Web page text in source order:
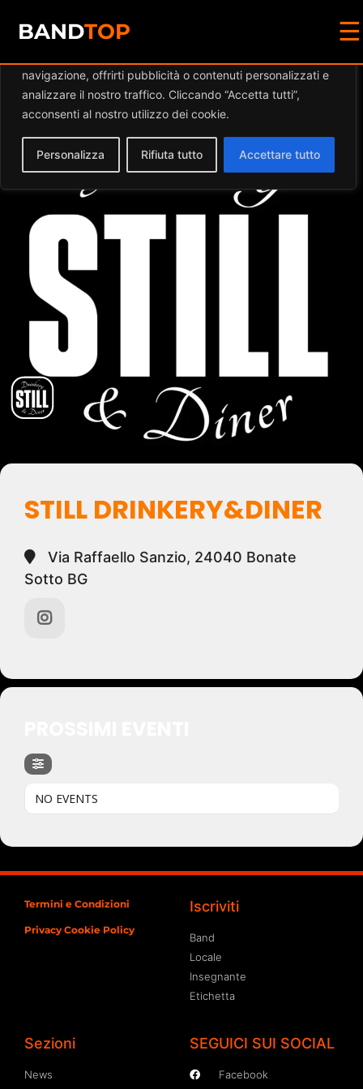
Diamo valore alla tua privacy
navigazione, offrirti pubblicità o contenuti personalizzati e
analizzare il nostro traffico. Cliccando “Accetta tutti”,
acconsenti al nostro utilizzo dei cookie.
Personalizza Rifiuta tutto Accettare tutto
BANDTOP ☰
Events at this location
STILL DRINKERY&DINER
Via Raffaello Sanzio, 24040 Bonate
Sotto BG
NO EVENTS
Termini e Condizioni
Privacy Cookie Policy
Iscriviti
Band
Locale
Insegnante
Etichetta
Sezioni
News
SEGUICI SUI SOCIAL
Facebook